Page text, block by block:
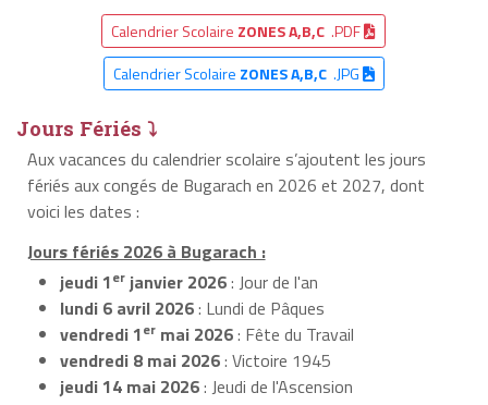
Calendrier Scolaire ZONES A,B,C .PDF
Calendrier Scolaire ZONES A,B,C.JPG
Jours Fériés ⤵
Aux vacances du calendrier scolaire s’ajoutent les jours
fériés aux congés de Bugarach en 2026 et 2027, dont
voici les dates :
Jours fériés 2026 à Bugarach :
jeudi 1er janvier 2026: Jour de l'an
lundi 6 avril 2026: Lundi de Pâques
vendredi 1er mai 2026: Fête du Travail
vendredi 8 mai 2026: Victoire 1945
jeudi 14 mai 2026: Jeudi de l'Ascension